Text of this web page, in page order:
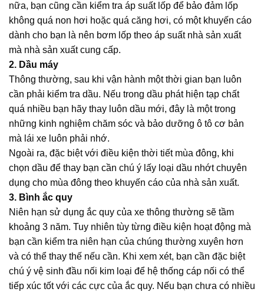
nữa, bạn cũng cần kiểm tra áp suất lốp để bảo đảm lốp
không quá non hơi hoặc quá căng hơi, có một khuyến cáo
dành cho bạn là nên bơm lốp theo áp suất nhà sản xuất
mà nhà sản xuất cung cấp.
2. Dầu máy
Thông thường, sau khi vận hành một thời gian bạn luôn
cần phải kiểm tra dầu. Nếu trong dầu phát hiện tạp chất
quá nhiều bạn hãy thay luôn dầu mới, đây là một trong
những kinh nghiệm chăm sóc và bảo dưỡng ô tô cơ bản
mà lái xe luôn phải nhớ.
Ngoài ra, đặc biệt với điều kiện thời tiết mùa đông, khi
chọn dầu để thay bạn cần chú ý lấy loại dầu nhớt chuyên
dụng cho mùa đông theo khuyến cáo của nhà sản xuất.
3. Bình ắc quy
Niên hạn sử dụng ắc quy của xe thông thường sẽ tầm
khoảng 3 năm. Tuy nhiên tùy từng điều kiện hoạt động mà
bạn cần kiểm tra niên hạn của chúng thường xuyên hơn
và có thể thay thế nếu cần. Khi xem xét, bạn cần đặc biệt
chú ý vệ sinh đầu nối kim loại để hệ thống cáp nối có thể
tiếp xúc tốt với các cực của ắc quy. Nếu bạn chưa có nhiều